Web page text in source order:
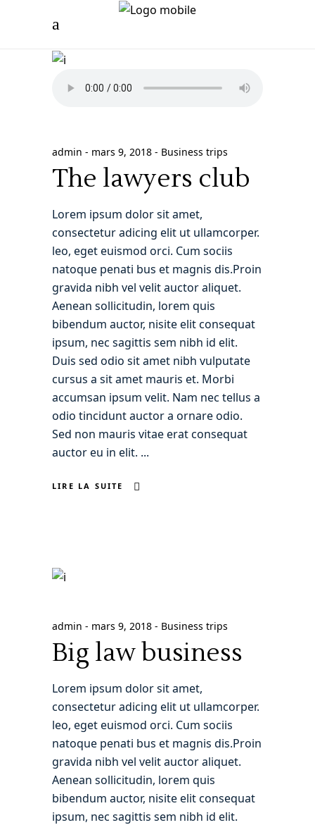
admin mars 9, 2018 Business trips
The lawyers club
Lorem ipsum dolor sit amet,
consectetur adicing elit ut ullamcorper.
leo, eget euismod orci. Cum sociis
natoque penati bus et magnis dis.Proin
gravida nibh vel velit auctor aliquet.
Aenean sollicitudin, lorem quis
bibendum auctor, nisite elit consequat
ipsum, nec sagittis sem nibh id elit.
Duis sed odio sit amet nibh vulputate
cursus a sit amet mauris et. Morbi
accumsan ipsum velit. Nam nec tellus a
odio tincidunt auctor a ornare odio.
Sed non mauris vitae erat consequat
auctor eu in elit.
LIRE LA SUITE
admin mars 9, 2018 Business trips
Big law business
Lorem ipsum dolor sit amet,
consectetur adicing elit ut ullamcorper.
leo, eget euismod orci. Cum sociis
natoque penati bus et magnis dis.Proin
gravida nibh vel velit auctor aliquet.
Aenean sollicitudin, lorem quis
bibendum auctor, nisite elit consequat
ipsum, nec sagittis sem nibh id elit.